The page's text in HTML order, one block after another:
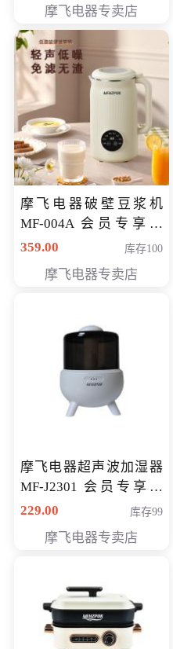
摩飞电器专卖店
摩飞电器破壁豆浆机
MF-004A 会员专享价
168元
359.00 库存100
摩飞电器专卖店
摩飞电器超声波加湿器
MF-J2301 会员专享价
168元
229.00 库存99
摩飞电器专卖店